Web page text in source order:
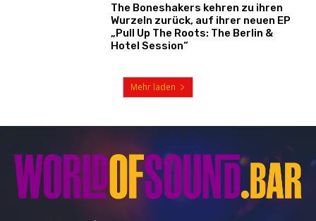
The Boneshakers kehren zu ihren
Wurzeln zurück, auf ihrer neuen EP
„Pull Up The Roots: The Berlin &
Hotel Session“
Mehr laden